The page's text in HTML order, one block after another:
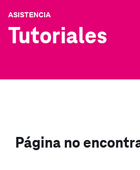
ASISTENCIA
Tutoriales